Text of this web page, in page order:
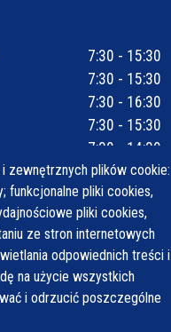
zewnętrznych plików cookie:
funkcjonalne pliki cookies,
pliki cookies,
ze stron internetowych
odpowiednich treści i
na użycie wszystkich
i odrzucić poszczególne
7:30 - 15:30
7:30 - 15:30
7:30 - 16:30
7:30 - 15:30
7:30 - 14:30